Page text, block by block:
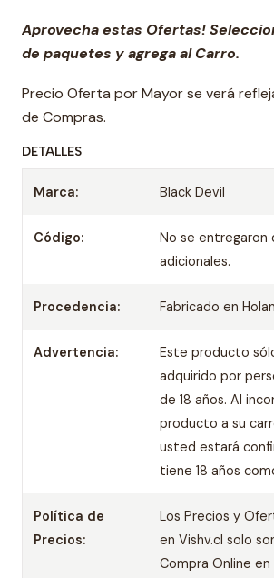
Aprovecha estas Ofertas!
de paquetes y agrega al Carro.
Precio Oferta por Mayor se verá
de Compras.
DETALLES
Marca: Black Devil
Código:
No se entregaron
adicionales.
Procedencia: Fabricado en
Advertencia:
Este producto
adquirido por
de 18 años. Al
producto a su
usted estará
tiene 18 años
Política de
Precios:
Los Precios y
en Vishv.cl solo
Compra Online